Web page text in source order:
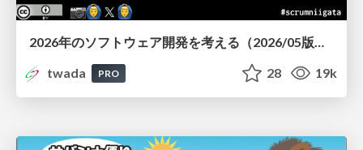
twada
PRO 28 19k